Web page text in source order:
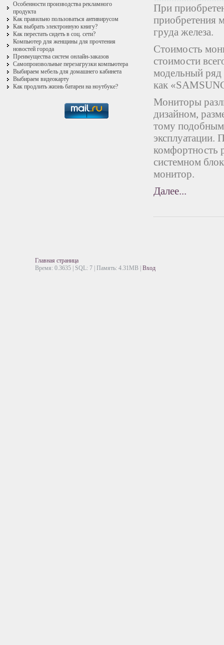
Особенности производства рекламного
продукта
Как правильно пользоваться антивирусом
Как выбрать электронную книгу?
Как перестать сидеть в соц. сети?
Компьютер для женщины для прочтения
новостей города
Преимущества систем онлайн-заказов
Самопроизвольные перезагрузки компьютера
Выбираем мебель для домашнего кабинета
Выбираем видеокарту
Как продлить жизнь батареи на ноутбуке?
При
приобретения
груда железа.
Стоимость
стоимости
модельный ряд
как
Мониторы
дизайном,
тому
эксплуатации.
комфортность
системном
монитор.
Далее...
Главная страница
Время: 0.3635 | SQL: 7 | Память: 4.31MB Вход